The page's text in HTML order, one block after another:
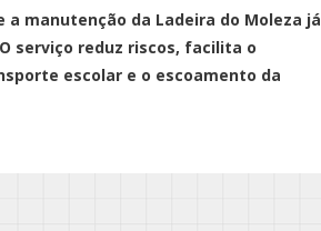
manutenção da Ladeira do Moleza já
serviço reduz riscos, facilita o
escolar e o escoamento da